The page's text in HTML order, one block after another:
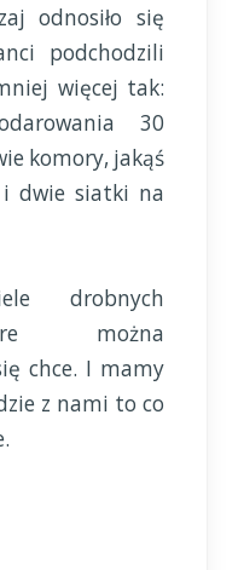
odnosiło się
podchodzili
więcej tak:
30
komory, jakąś
dwie siatki na
drobnych
można
chce. I mamy
z nami to co